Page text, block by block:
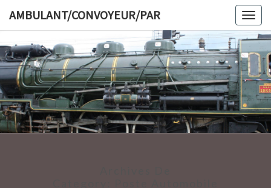
content
AMBULANT/CONVOYEUR/PAR